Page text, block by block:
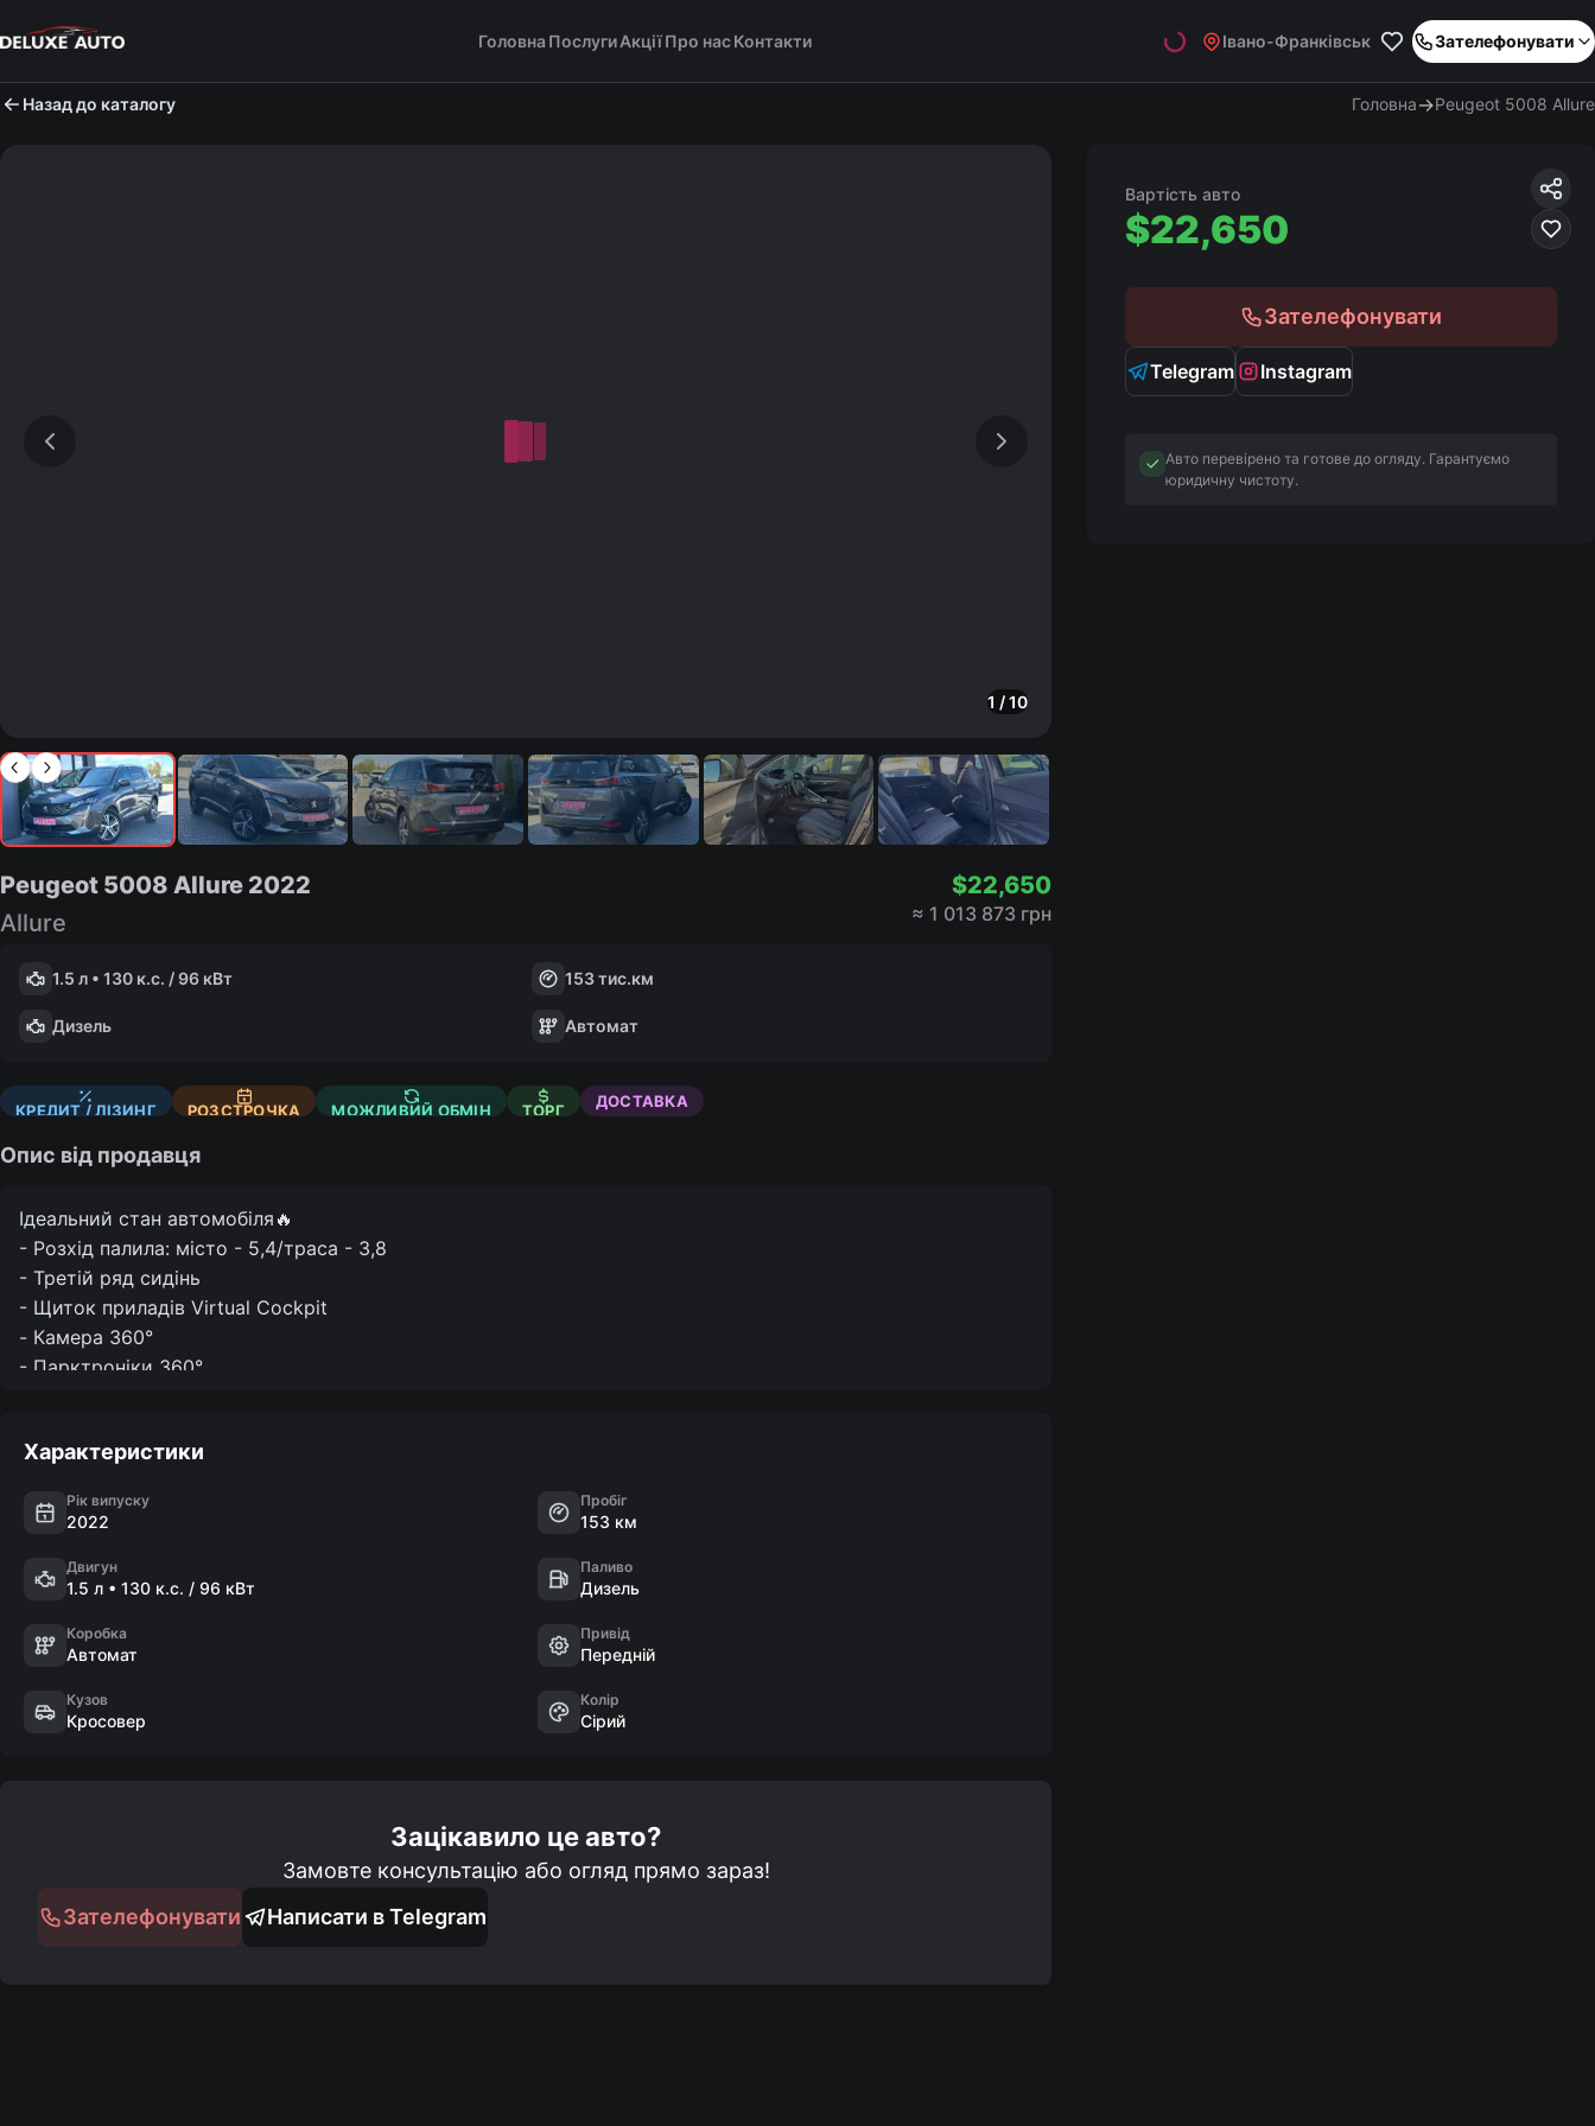
Головна Послуги Акції Про нас Контакти Івано-Франківськ Зателефонувати
Назад до каталогу Головна→Peugeot 5008 Allure
1 /10
Peugeot 5008 Allure 2022
Allure
$22,650
≈ 1 013 873 грн
1.5 л • 130 к.с. / 96 кВт 153тис.км
Дизель Автомат
КРЕДИТ / ЛІЗИНГ РОЗСТРОЧКА МОЖЛИВИЙ ОБМІН ТОРГ ДОСТАВКА
Опис від продавця
Ідеальний стан автомобіля🔥
- Розхід палила: місто - 5,4/траса - 3,8
- Третій ряд сидінь
- Щиток приладів Virtual Cockpit
- Камера 360°
- Парктроніки 360°
- Сенсорний монітор
- Електроручник
- Система Start/Stop
- Автоматичне світло
- Навігація картами України
- Утримання в смузі
- Читання дорожніх знаків
- Мультикермо
Характеристики
Рік випуску
2022
Пробіг
153 км
Двигун
1.5 л • 130 к.с. / 96 кВт
Паливо
Дизель
Коробка
Автомат
Привід
Передній
Кузов
Кросовер
Колір
Сірий
Зацікавило це авто?
Замовте консультацію або огляд прямо зараз!
Зателефонувати
Написати в Telegram
Вартість авто
$22,650
Зателефонувати
Telegram Instagram
Авто перевірено та готове до огляду. Гарантуємо
юридичну чистоту.